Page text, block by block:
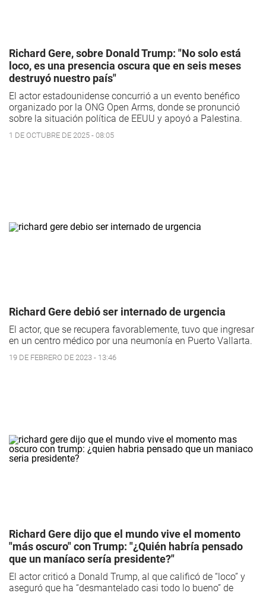
Richard Gere, sobre Donald Trump: "No solo está
loco, es una presencia oscura que en seis meses
destruyó nuestro país"
El actor estadounidense concurrió a un evento benéfico
organizado por la ONG Open Arms, donde se pronunció
sobre la situación política de EEUU y apoyó a Palestina.
1 DE OCTUBRE DE 2025 - 08:05
Richard Gere debió ser internado de urgencia
El actor, que se recupera favorablemente, tuvo que ingresar
en un centro médico por una neumonía en Puerto Vallarta.
19 DE FEBRERO DE 2023 - 13:46
Richard Gere dijo que el mundo vive el momento
"más oscuro" con Trump: "¿Quién habría pensado
que un maníaco sería presidente?"
El actor criticó a Donald Trump, al que calificó de “loco” y
aseguró que ha “desmantelado casi todo lo bueno” de